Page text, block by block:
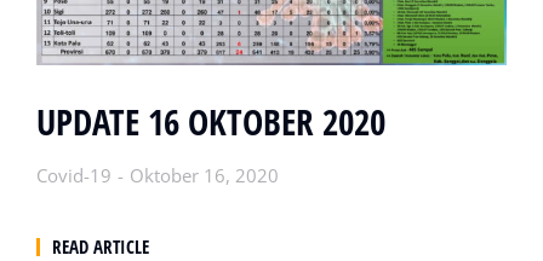
UPDATE 16 OKTOBER 2020
Covid-19 Oktober 16, 2020
READ ARTICLE